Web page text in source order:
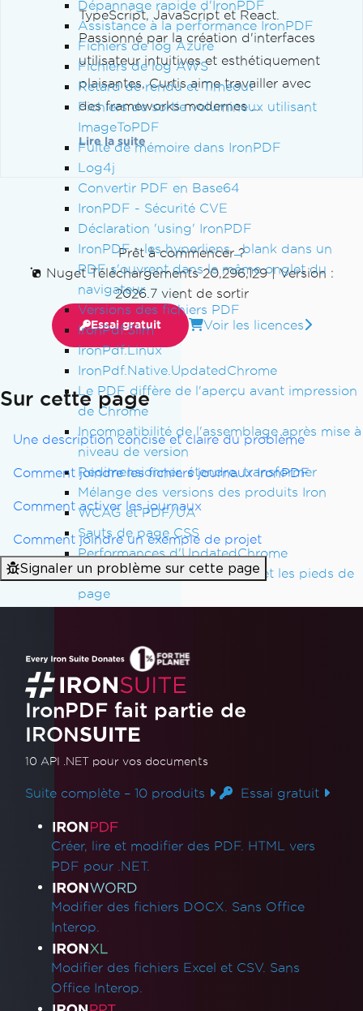
Dépannage rapide d'IronPDF
Assistance à la performance IronPDF
Fichiers de log Azure
Fichiers de log AWS
Retard de rendu et Timeout
Fichiers de sortie volumineux utilisant
ImageToPDF
Fuite de mémoire dans IronPDF
Log4j
Convertir PDF en Base64
IronPDF - Sécurité CVE
Déclaration 'using' IronPDF
IronPDF - les hyperliens _blank dans un
PDF s'ouvrent dans le même onglet du
navigateur
Versions des fichiers PDF
IronPdf.Slim
IronPdf.Linux
IronPdf.Native.UpdatedChrome
Le PDF diffère de l'aperçu avant impression
de Chrome
Incompatibilité de l'assemblage après mise à
niveau de version
Redimensionner, étendre, transformer
Mélange des versions des produits Iron
WCAG et PDF/UA
Sauts de page CSS
Performances d'UpdatedChrome
MaxHeight dans les en-têtes et les pieds de
page
AWS Lambda sans Docker
Espaces réservés par défaut
Guides de dépannage
Appliquer une clé de licence dans IronPDF
Formatage HTML pixel parfait
Azure Blob Storage
Signatures numériques
Langues internationales et CMJK
Kerberos
Police cassée sur AWS Lambda
Impression depuis une imprimante réseau
Rasteriser en image en utilisant
Rendre la vue en chaîne
TypeScript, JavaScript et React.
Passionné par la création d'interfaces
utilisateur intuitives et esthétiquement
plaisantes, Curtis aime travailler avec
des frameworks modernes ...
Lire la suite
Prêt à commencer ?
Nuget Téléchargements 20,296,129|Version :
2026.7 vient de sortir
Essai gratuit Voir les licences
Sur cette page
Une description concise et claire du problème
Comment joindre les fichiers journaux IronPDF
Comment activer les journaux
Comment joindre un exemple de projet
Signaler un problème sur cette page
IronPDF fait partie de
IRONSUITE
10 API .NET pour vos documents
Suite complète – 10 produits Essai gratuit
Liens des produits
Créer, lire et modifier des PDF. HTML vers
PDF pour .NET.
Modifier des fichiers DOCX. Sans Office
Interop.
Modifier des fichiers Excel et CSV. Sans
Office Interop.